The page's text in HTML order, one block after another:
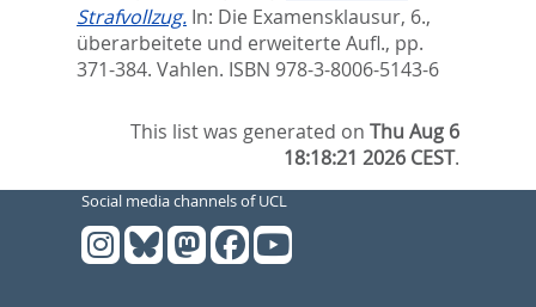
Strafvollzug. In: Die Examensklausur, 6.,
überarbeitete und erweiterte Aufl., pp.
371-384. Vahlen. ISBN 978-3-8006-5143-6
This list was generated onThu Aug 6
18:18:21 2026 CEST.
Social media channels of UCL